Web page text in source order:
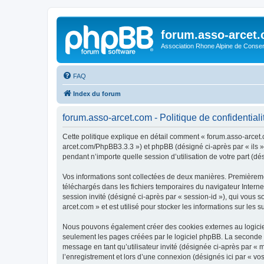
forum.asso-
Association Rhone Alpine de
FAQ
Index du forum
forum.asso-arcet.com - Politique de
Cette politique explique en détail comment « forum.asso-
arcet.com/PhpBB3.3.3 ») et phpBB (désigné ci-après par « ils
pendant n’importe quelle session d’utilisation de votre part
Vos informations sont collectées de deux manières.
téléchargés dans les fichiers temporaires du navigateur
session invité (désigné ci-après par « session-id »), qui vous
arcet.com » et est utilisé pour stocker les informations sur les
Nous pouvons également créer des cookies externes au
seulement les pages créées par le logiciel phpBB. La
message en tant qu’utilisateur invité (désignée ci-après par «
l’enregistrement et lors d’une connexion (désignés ici par «